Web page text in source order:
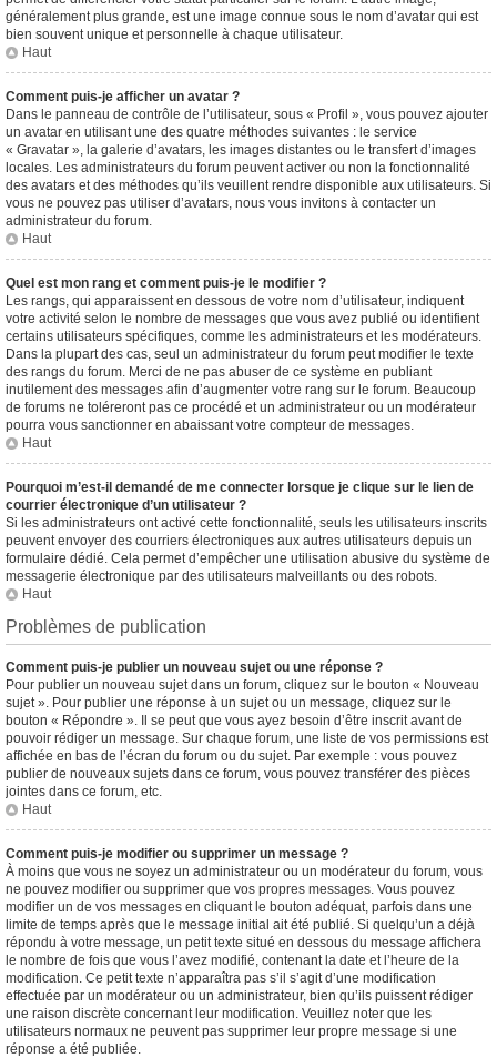
généralement plus grande, est une image connue sous le nom d’avatar qui est
bien souvent unique et personnelle à chaque utilisateur.
Haut
Comment puis-je afficher un avatar ?
Dans le panneau de contrôle de l’utilisateur, sous « Profil », vous pouvez ajouter
un avatar en utilisant une des quatre méthodes suivantes : le service
« Gravatar », la galerie d’avatars, les images distantes ou le transfert d’images
locales. Les administrateurs du forum peuvent activer ou non la fonctionnalité
des avatars et des méthodes qu’ils veuillent rendre disponible aux utilisateurs. Si
vous ne pouvez pas utiliser d’avatars, nous vous invitons à contacter un
administrateur du forum.
Haut
Quel est mon rang et comment puis-je le modifier ?
Les rangs, qui apparaissent en dessous de votre nom d’utilisateur, indiquent
votre activité selon le nombre de messages que vous avez publié ou identifient
certains utilisateurs spécifiques, comme les administrateurs et les modérateurs.
Dans la plupart des cas, seul un administrateur du forum peut modifier le texte
des rangs du forum. Merci de ne pas abuser de ce système en publiant
inutilement des messages afin d’augmenter votre rang sur le forum. Beaucoup
de forums ne toléreront pas ce procédé et un administrateur ou un modérateur
pourra vous sanctionner en abaissant votre compteur de messages.
Haut
Pourquoi m’est-il demandé de me connecter lorsque je clique sur le lien de
courrier électronique d’un utilisateur ?
Si les administrateurs ont activé cette fonctionnalité, seuls les utilisateurs inscrits
peuvent envoyer des courriers électroniques aux autres utilisateurs depuis un
formulaire dédié. Cela permet d’empêcher une utilisation abusive du système de
messagerie électronique par des utilisateurs malveillants ou des robots.
Haut
Problèmes de publication
Comment puis-je publier un nouveau sujet ou une réponse ?
Pour publier un nouveau sujet dans un forum, cliquez sur le bouton « Nouveau
sujet ». Pour publier une réponse à un sujet ou un message, cliquez sur le
bouton « Répondre ». Il se peut que vous ayez besoin d’être inscrit avant de
pouvoir rédiger un message. Sur chaque forum, une liste de vos permissions est
affichée en bas de l’écran du forum ou du sujet. Par exemple : vous pouvez
publier de nouveaux sujets dans ce forum, vous pouvez transférer des pièces
jointes dans ce forum, etc.
Haut
Comment puis-je modifier ou supprimer un message ?
À moins que vous ne soyez un administrateur ou un modérateur du forum, vous
ne pouvez modifier ou supprimer que vos propres messages. Vous pouvez
modifier un de vos messages en cliquant le bouton adéquat, parfois dans une
limite de temps après que le message initial ait été publié. Si quelqu’un a déjà
répondu à votre message, un petit texte situé en dessous du message affichera
le nombre de fois que vous l’avez modifié, contenant la date et l’heure de la
modification. Ce petit texte n’apparaîtra pas s’il s’agit d’une modification
effectuée par un modérateur ou un administrateur, bien qu’ils puissent rédiger
une raison discrète concernant leur modification. Veuillez noter que les
utilisateurs normaux ne peuvent pas supprimer leur propre message si une
réponse a été publiée.